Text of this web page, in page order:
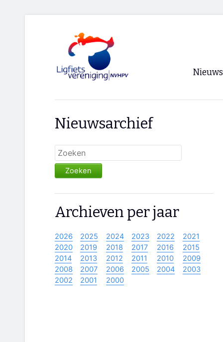
Nieuws
Nieuwsarchief
Zoeken
Archieven per jaar
2026 2025 2024 2023 2022
2021
2020
2019 2018 2017 2016
2015
2014
2013 2012 2011 2010
2009
2008
2007 2006 2005 2004
2003
2002
2001 2000